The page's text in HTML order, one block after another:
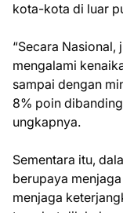
kota-kota di luar
“Secara
mengalami
sampai dengan
8% poin
ungkapnya.
Sementara itu,
berupaya
menjaga